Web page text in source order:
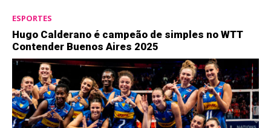
ESPORTES
Hugo Calderano é campeão de simples no WTT
Contender Buenos Aires 2025